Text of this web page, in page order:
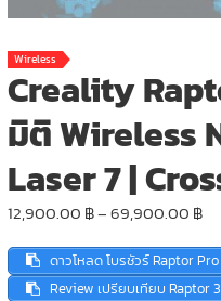
Wireless
Creality
มิติ Wireless
Laser 7 |
12,900.00 ฿–69,900.00 ฿
ดาวโหลด โบรชัวร์ Raptor Pro
Review เปรียบเทียบ Raptor